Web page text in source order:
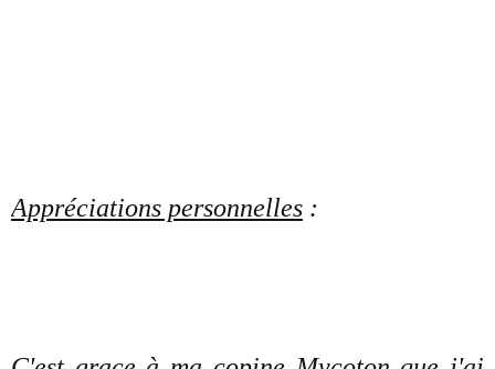
Appréciations personnelles :